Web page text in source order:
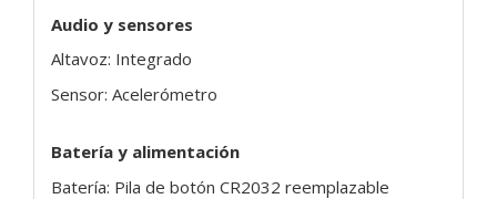
Audio y sensores
Altavoz: Integrado
Sensor: Acelerómetro
Batería y alimentación
Batería: Pila de botón CR2032 reemplazable